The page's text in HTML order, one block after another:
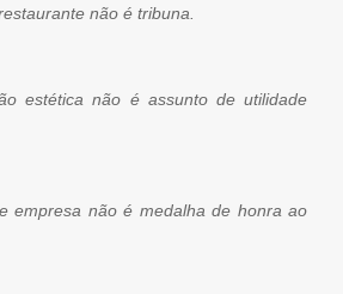
não é tribuna.
estética não é assunto de utilidade
empresa não é medalha de honra ao